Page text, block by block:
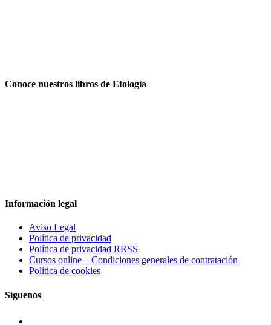
Conoce nuestros libros de Etología
Información legal
Aviso Legal
Política de privacidad
Política de privacidad RRSS
Cursos online – Condiciones generales de contratación
Política de cookies
Síguenos